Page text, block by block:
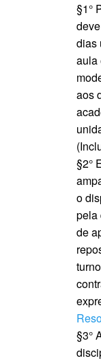
§1°
dias
aula
aos
§2°
o
pela
de
§3°